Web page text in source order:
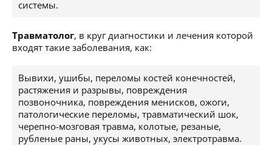
системы.
Травматолог, в круг диагностики и лечения которой
входят такие заболевания, как:
Вывихи, ушибы, переломы костей конечностей,
растяжения и разрывы, повреждения
позвоночника, повреждения менисков, ожоги,
патологические переломы, травматический шок,
черепно-мозговая травма, колотые, резаные,
рубленые раны, укусы животных, электротравма.